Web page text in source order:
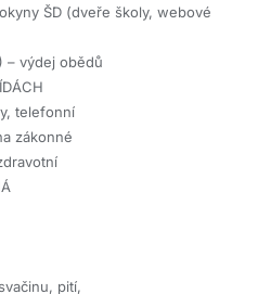
ŠD (dveře školy, webové
– výdej obědů
telefonní
zákonné
pití,